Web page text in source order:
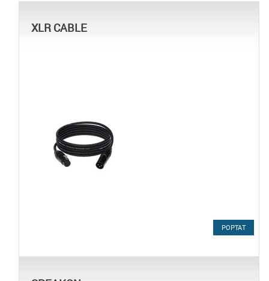
XLR CABLE
POPTAT